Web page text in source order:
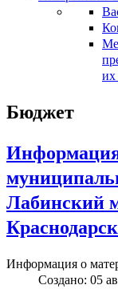
их
Бюджет
Лабинский
Информация о
Создано: 05